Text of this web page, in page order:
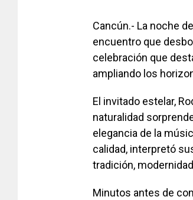
Cancún.- La noche
encuentro que
celebración que
ampliando los
El invitado estelar,
naturalidad
elegancia de la
calidad, interpretó
tradición,
Minutos antes de